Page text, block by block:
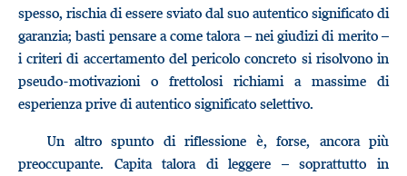
spesso, rischia di essere sviato dal suo autentico significato di
garanzia; basti pensare a come talora – nei giudizi di merito –
i criteri di accertamento del pericolo concreto si risolvono in
pseudo-motivazioni o frettolosi richiami a massime di
esperienza prive di autentico significato selettivo.
Un altro spunto di riflessione è, forse, ancora più
preoccupante. Capita talora di leggere – soprattutto in